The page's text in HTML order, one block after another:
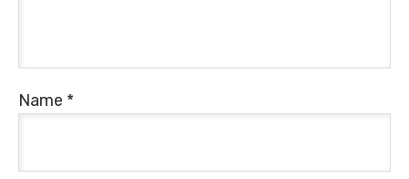
Name *